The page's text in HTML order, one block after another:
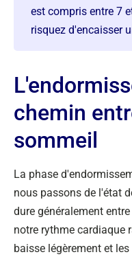
est compris entre 7
risquez d'encaisser
chemin
sommeil
La phase
nous passons de l'état
dure généralement
notre rythme cardiaque
baisse légèrement et